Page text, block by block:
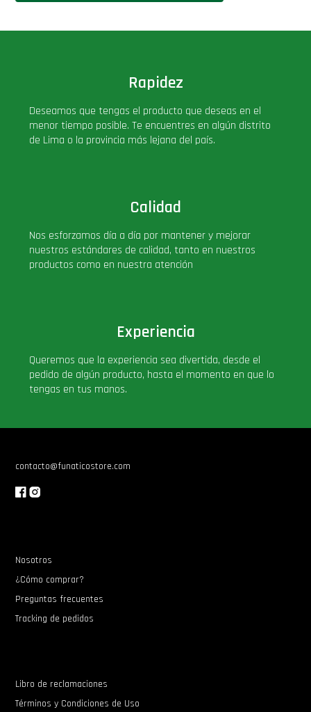
Movie Poster
PLUS!
Plush
Pop Rides
PRÓXIMAMENTE
Rapidez
Deseamos que tengas el producto que deseas en el
menor tiempo posible. Te encuentres en algún distrito
de Lima o la provincia más lejana del país.
Calidad
Nos esforzamos día a día por mantener y mejorar
nuestros estándares de calidad, tanto en nuestros
productos como en nuestra atención
Experiencia
Queremos que la experiencia sea divertida, desde el
pedido de algún producto, hasta el momento en que lo
tengas en tus manos.
contacto@funaticostore.com
Nosotros
¿Cómo comprar?
Preguntas frecuentes
Tracking de pedidos
Libro de reclamaciones
Términos y Condiciones de Uso